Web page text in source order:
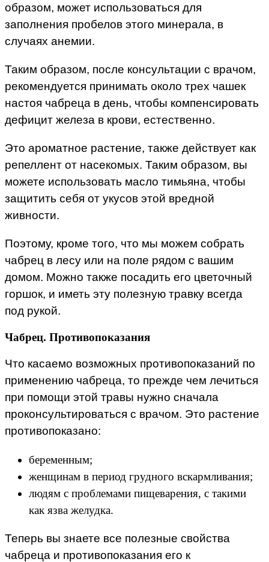
образом, может использоваться для
заполнения пробелов этого минерала, в
случаях анемии.
Таким образом, после консультации с врачом,
рекомендуется принимать около трех чашек
настоя чабреца в день, чтобы компенсировать
дефицит железа в крови, естественно.
Это ароматное растение, также действует как
репеллент от насекомых. Таким образом, вы
можете использовать масло тимьяна, чтобы
защитить себя от укусов этой вредной
живности.
Поэтому, кроме того, что мы можем собрать
чабрец в лесу или на поле рядом с вашим
домом. Можно также посадить его цветочный
горшок, и иметь эту полезную травку всегда
под рукой.
Чабрец. Противопоказания
Что касаемо возможных противопоказаний по
применению чабреца, то прежде чем лечиться
при помощи этой травы нужно сначала
проконсультироваться с врачом. Это растение
противопоказано:
беременным;
женщинам в период грудного вскармливания;
людям с проблемами пищеварения, с такими
как язва желудка.
Теперь вы знаете все полезные свойства
чабреца и противопоказания его к